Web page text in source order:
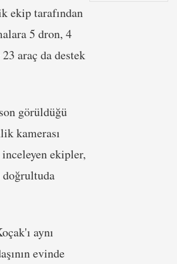
ekip tarafından
5 dron, 4
araç da destek
görüldüğü
kamerası
ekipler,
doğrultuda
aynı
evinde